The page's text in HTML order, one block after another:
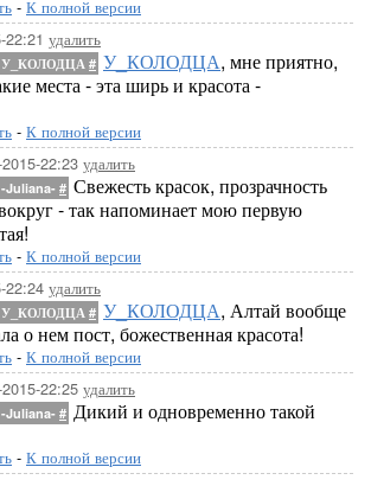
- К полной версии
22:21 удалить
У_КОЛОДЦА # У_КОЛОДЦА, мне приятно,
места - эта ширь и красота -
- К полной версии
22:23 удалить
-Juliana-# Свежесть красок, прозрачность
- так напоминает мою первую
- К полной версии
22:24 удалить
У_КОЛОДЦА # У_КОЛОДЦА, Алтай вообще
о нем пост, божественная красота!
- К полной версии
22:25 удалить
-Juliana-# Дикий и одновременно такой
- К полной версии